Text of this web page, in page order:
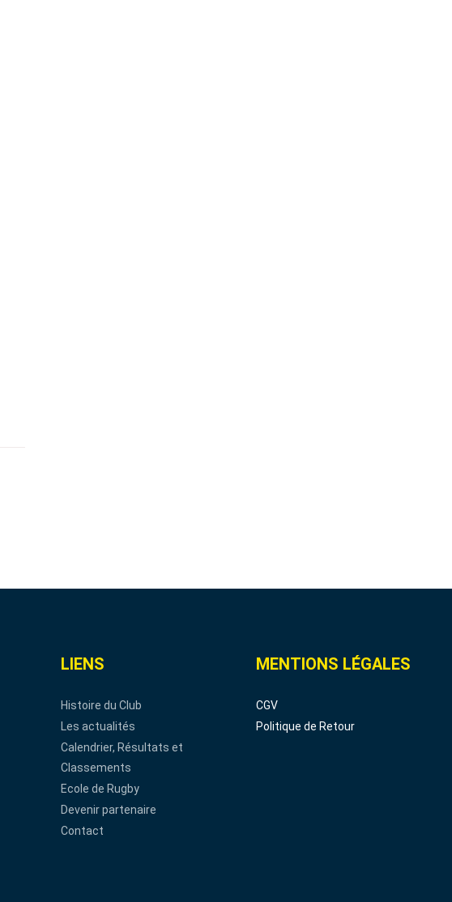
LIENS
Histoire du Club
Les actualités
Calendrier, Résultats et
Classements
Ecole de Rugby
Devenir partenaire
Contact
MENTIONS LÉGALES
CGV
Politique de Retour